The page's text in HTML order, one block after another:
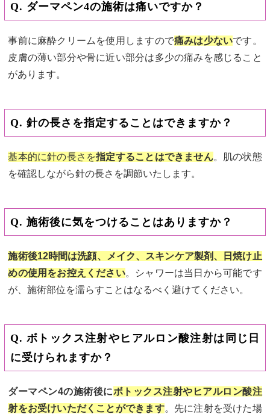
Q. ダーマペン4の施術は痛いですか？
事前に麻酔クリームを使用しますので痛みは少ないです。
皮膚の薄い部分や骨に近い部分は多少の痛みを感じること
があります。
Q. 針の長さを指定することはできますか？
基本的に針の長さを指定することはできません。肌の状態
を確認しながら針の長さを調節いたします。
Q. 施術後に気をつけることはありますか？
施術後12時間は洗顔、メイク、スキンケア製剤、日焼け止
めの使用をお控えください。シャワーは当日から可能です
が、施術部位を濡らすことはなるべく避けてください。
Q. ボトックス注射やヒアルロン酸注射は同じ日
に受けられますか？
ダーマペン4の施術後にボトックス注射やヒアルロン酸注
射をお受けいただくことができます。先に注射を受けた場